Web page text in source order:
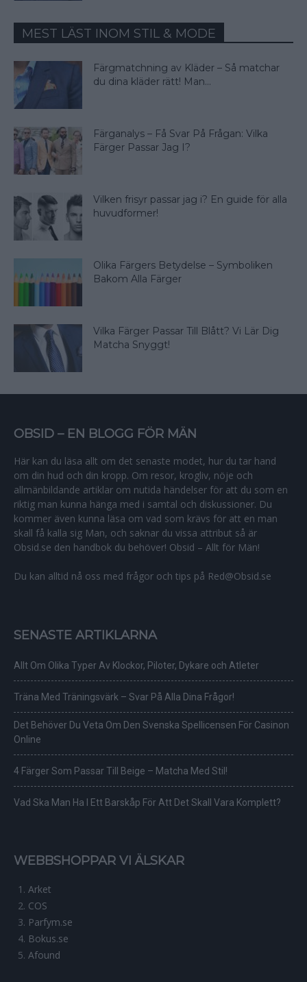
MEST LÄST INOM STIL & MODE
Färgmatchning av Kläder – Så matchar
du dina kläder rätt! Man...
Färganalys – Få Svar På Frågan: Vilka
Färger Passar Jag I?
Vilken frisyr passar jag i? En guide för alla
huvudformer!
Olika Färgers Betydelse – Symboliken
Bakom Alla Färger
Vilka Färger Passar Till Blått? Vi Lär Dig
Matcha Snyggt!
OBSID – EN BLOGG FÖR MÄN
Här kan du läsa allt om det senaste modet, hur du tar hand
om din hud och din kropp. Om resor, krogliv, nöje och
allmänbildande artiklar om nutida händelser för att du som en
riktig man kunna hänga med i samtal och diskussioner. Du
kommer även kunna läsa om vad som krävs för att en man
skall få kalla sig Man, och saknar du vissa attribut så är
Obsid.se den handbok du behöver! Obsid – Allt för Män!
Du kan alltid nå oss med frågor och tips på Red@Obsid.se
SENASTE ARTIKLARNA
Allt Om Olika Typer Av Klockor, Piloter, Dykare och Atleter
Träna Med Träningsvärk – Svar På Alla Dina Frågor!
Det Behöver Du Veta Om Den Svenska Spellicensen För Casinon
Online
4 Färger Som Passar Till Beige – Matcha Med Stil!
Vad Ska Man Ha I Ett Barskåp För Att Det Skall Vara Komplett?
WEBBSHOPPAR VI ÄLSKAR
Arket
COS
Parfym.se
Bokus.se
Afound